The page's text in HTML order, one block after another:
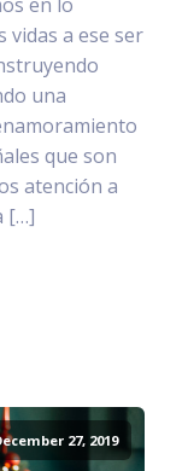
a ese ser
una
que son
atención a
[…]
27, 2019